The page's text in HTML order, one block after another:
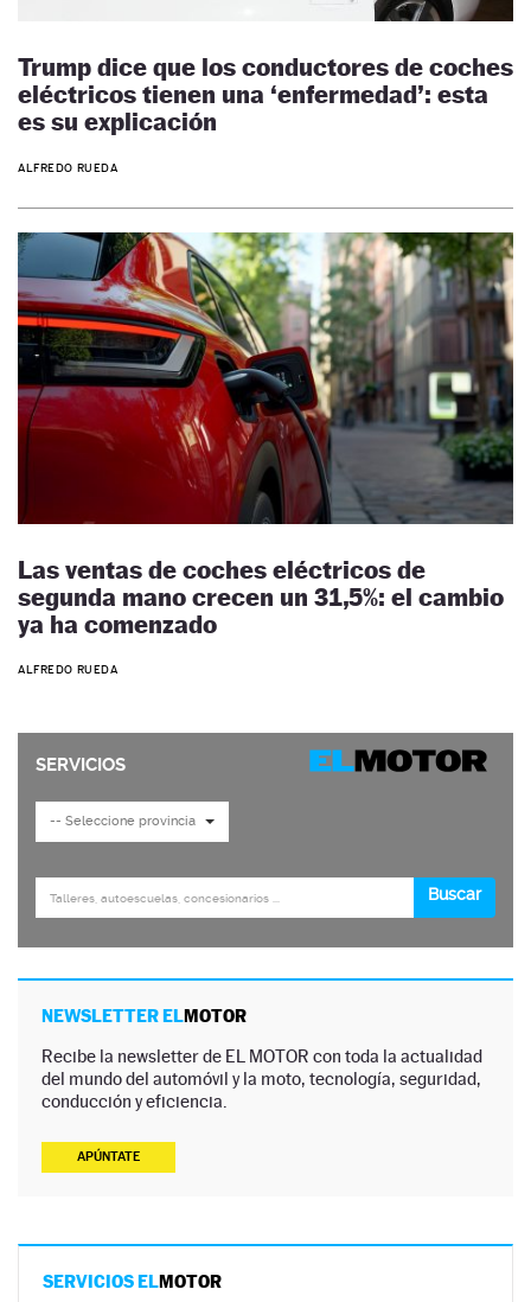
Trump dice que los conductores de coches
eléctricos tienen una ‘enfermedad’: esta
es su explicación
ALFREDO RUEDA
Las ventas de coches eléctricos de
segunda mano crecen un 31,5%: el cambio
ya ha comenzado
ALFREDO RUEDA
NEWSLETTER ELMOTOR
Recibe la newsletter de EL MOTOR con toda la actualidad
del mundo del automóvil y la moto, tecnología, seguridad,
conducción y eficiencia.
APÚNTATE
SERVICIOS ELMOTOR